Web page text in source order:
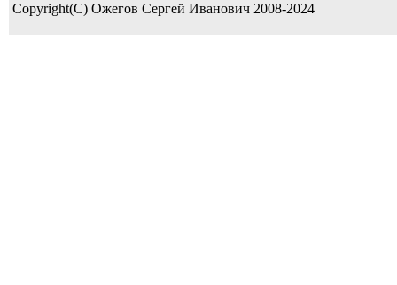
Copyright(C) Ожегов Сергей Иванович 2008-2024